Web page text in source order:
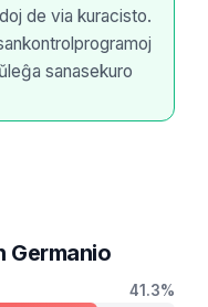
de via kuracisto.
sanasekuro
Germanio
41.3%